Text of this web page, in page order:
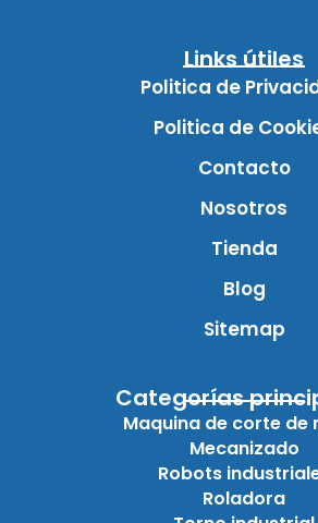
Links útiles
Politica de
Politica de
Contacto
Nosotros
Tienda
Blog
Sitemap
Categorías
Maquina de corte de
Mecanizado
Robots
Roladora